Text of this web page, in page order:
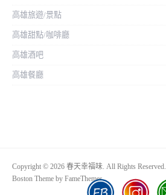
高雄旅遊/景點
高雄甜點/咖啡廳
高雄酒吧
高雄餐廳
Copyright © 2026 春天幸福味. All Rights Reserved.
Boston Theme by FameThemes